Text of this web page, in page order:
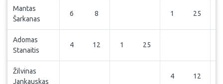
Mantas
Šarkanas
6 8 1 25
Adomas
Stanaitis
4 12 1 25
Žilvinas
Jankauskas
4 12